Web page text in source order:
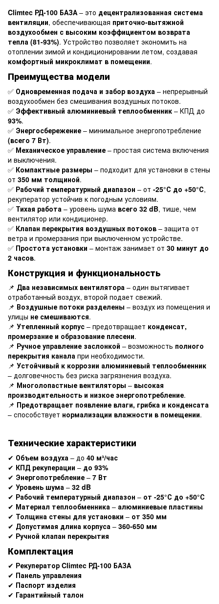
Climtec РД-100 БАЗА – это децентрализованная система
вентиляции, обеспечивающая приточно-вытяжной
воздухообмен с высоким коэффициентом возврата
тепла (81-93%). Устройство позволяет экономить на
отоплении зимой и кондиционировании летом, создавая
комфортный микроклимат в помещении.
Преимущества модели
✅ Одновременная подача и забор воздуха – непрерывный
воздухообмен без смешивания воздушных потоков.
✅ Эффективный алюминиевый теплообменник – КПД до
93%.
✅ Энергосбережение – минимальное энергопотребление
(всего 7 Вт).
✅ Механическое управление – простая система включения
и выключения.
✅ Компактные размеры – подходит для установки в стены
от 350 мм толщиной.
✅ Рабочий температурный диапазон – от -25°С до +50°С,
рекуператор устойчив к погодным условиям.
✅ Тихая работа – уровень шума всего 32 dB, тише, чем
вентилятор или кондиционер.
✅ Клапан перекрытия воздушных потоков – защита от
ветра и промерзания при выключенном устройстве.
✅ Простота установки – монтаж занимает от 30 минут до
2 часов.
Конструкция и функциональность
📌 Два независимых вентилятора – один вытягивает
отработанный воздух, второй подает свежий.
📌 Воздушные потоки разделены – воздух из помещения и
улицы не смешиваются.
📌 Утепленный корпус – предотвращает конденсат,
промерзание и образование плесени.
📌 Ручное управление заслонкой – возможность полного
перекрытия канала при необходимости.
📌 Устойчивый к коррозии алюминиевый теплообменник
– долговечность без риска загрязнения воздуха.
📌 Многолопастные вентиляторы – высокая
производительность и низкое энергопотребление.
📌 Предотвращает появление влаги, грибка и конденсата
– способствует нормализации влажности в помещении.
Технические характеристики
✔ Объем воздуха – до 40 м³/час
✔ КПД рекуперации – до 93%
✔ Энергопотребление – 7 Вт
✔ Уровень шума – 32 dB
✔ Рабочий температурный диапазон – от -25°С до +50°С
✔ Материал теплообменника – алюминиевые пластины
✔ Толщина стены для установки – от 350 мм
✔ Допустимая длина корпуса – 360-650 мм
✔ Ручной клапан перекрытия
Комплектация
✔ Рекуператор Climtec РД-100 БАЗА
✔ Панель управления
✔ Паспорт изделия
✔ Гарантийный талон